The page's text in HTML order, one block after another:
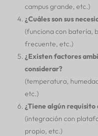
campus grande, etc.)
¿Cuáles son sus
(funciona con batería,
frecuente, etc.)
¿Existen factores
considerar?
(temperatura,
etc.)
¿Tiene algún
(integración con
propio, etc.)